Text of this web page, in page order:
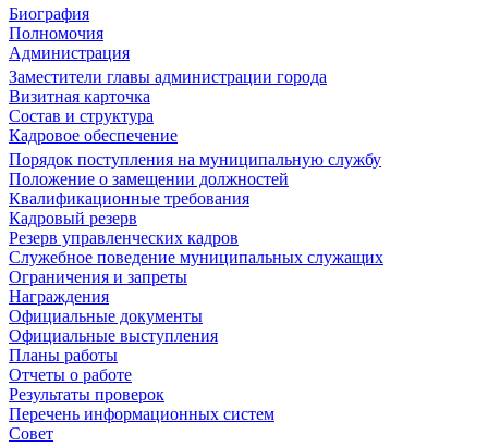
Биография
Полномочия
Администрация
Заместители главы администрации города
Визитная карточка
Состав и структура
Кадровое обеспечение
Порядок поступления на муниципальную службу
Положение о замещении должностей
Квалификационные требования
Кадровый резерв
Резерв управленческих кадров
Служебное поведение муниципальных служащих
Ограничения и запреты
Награждения
Официальные документы
Официальные выступления
Планы работы
Отчеты о работе
Результаты проверок
Перечень информационных систем
Совет